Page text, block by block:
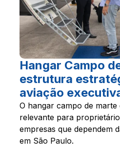
Hangar Campo
estrutura
aviação
O hangar campo de
relevante para
empresas que dependem
em São Paulo.